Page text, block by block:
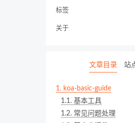
标签
关于
文章目录 站
1. koa-basic-guide
1.1. 基本工具
1.2. 常见问题处理